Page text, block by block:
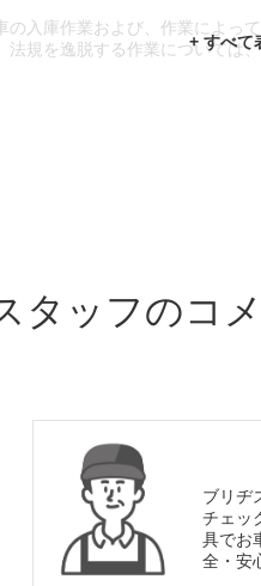
の入庫作業および、作業によっ
法規を逸脱する作業については
タッフのコ
ブリヂ
チェッ
具でお
全・安